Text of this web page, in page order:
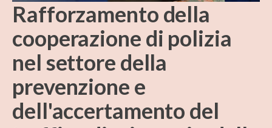
Rafforzamento della
cooperazione di polizia
nel settore della
prevenzione e
dell'accertamento del